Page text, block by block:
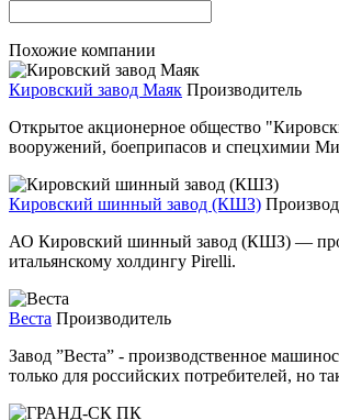
Похожие компании
Кировский завод Маяк Производитель
Открытое акционерное общество
вооружений, боеприпасов и спецхимии
Кировский шинный завод (КШЗ)
АО Кировский шинный завод (КШЗ) —
итальянскому холдингу Pirelli.
Веста Производитель
Завод ”Веста” - производственное
только для российских потребителей, но